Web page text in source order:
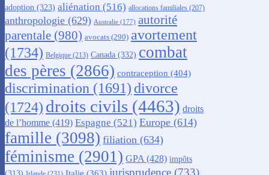
adoption (323) aliénation (516) allocations familiales (207)
anthropologie (629) Australie (177) autorité
parentale (980) avocats (290) avortement
(1734) Belgique (213) Canada (332) combat
des pères (2866) contraception (404)
discrimination (1691) divorce
(1724) droits civils (4463) droits
de l’homme (419) Espagne (521) Europe (614)
famille (3098) filiation (634)
féminisme (2901) GPA (428) impôts
jurisprudence (733)